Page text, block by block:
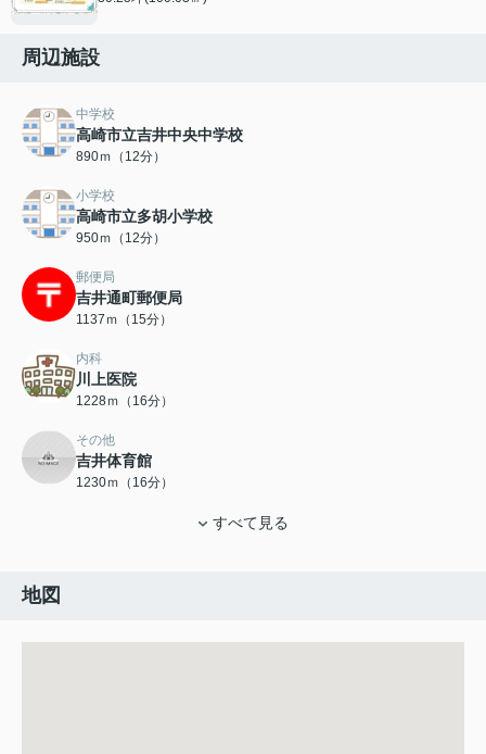
周辺施設
中学校
高崎市立吉井中央中学校
890ｍ（12分）
小学校
高崎市立多胡小学校
950ｍ（12分）
郵便局
吉井通町郵便局
1137ｍ（15分）
内科
川上医院
1228ｍ（16分）
その他
吉井体育館
1230ｍ（16分）
すべて見る
地図